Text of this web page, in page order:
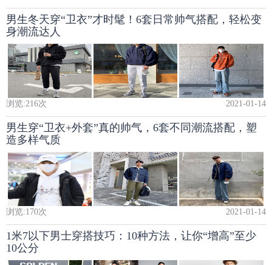
男生冬天穿“卫衣”才时髦！6套日常帅气搭配，轻松变
身潮流达人
浏览:216次 2021-01-14
男生穿“卫衣+外套”真的帅气，6套不同潮流搭配，塑
造多样气质
浏览:170次 2021-01-14
1米7以下男士穿搭技巧：10种方法，让你“增高”至少
10公分